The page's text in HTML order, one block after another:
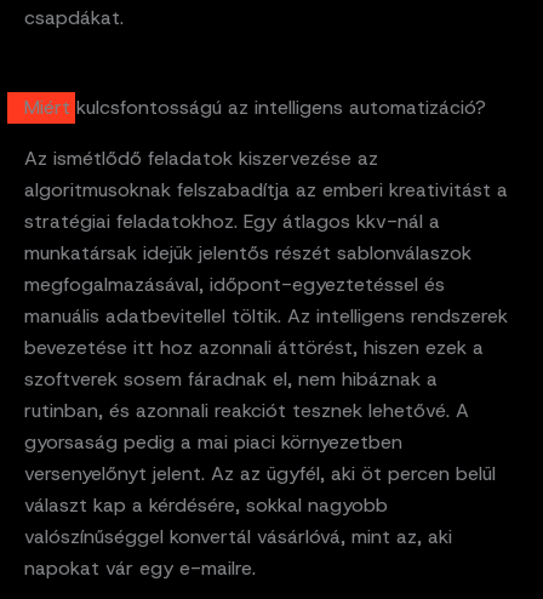
csapdákat.
Miért kulcsfontosságú az intelligens automatizáció?
Az ismétlődő feladatok kiszervezése az
algoritmusoknak felszabadítja az emberi kreativitást a
stratégiai feladatokhoz. Egy átlagos kkv-nál a
munkatársak idejük jelentős részét sablonválaszok
megfogalmazásával, időpont-egyeztetéssel és
manuális adatbevitellel töltik. Az intelligens rendszerek
bevezetése itt hoz azonnali áttörést, hiszen ezek a
szoftverek sosem fáradnak el, nem hibáznak a
rutinban, és azonnali reakciót tesznek lehetővé. A
gyorsaság pedig a mai piaci környezetben
versenyelőnyt jelent. Az az ügyfél, aki öt percen belül
választ kap a kérdésére, sokkal nagyobb
valószínűséggel konvertál vásárlóvá, mint az, aki
napokat vár egy e-mailre.